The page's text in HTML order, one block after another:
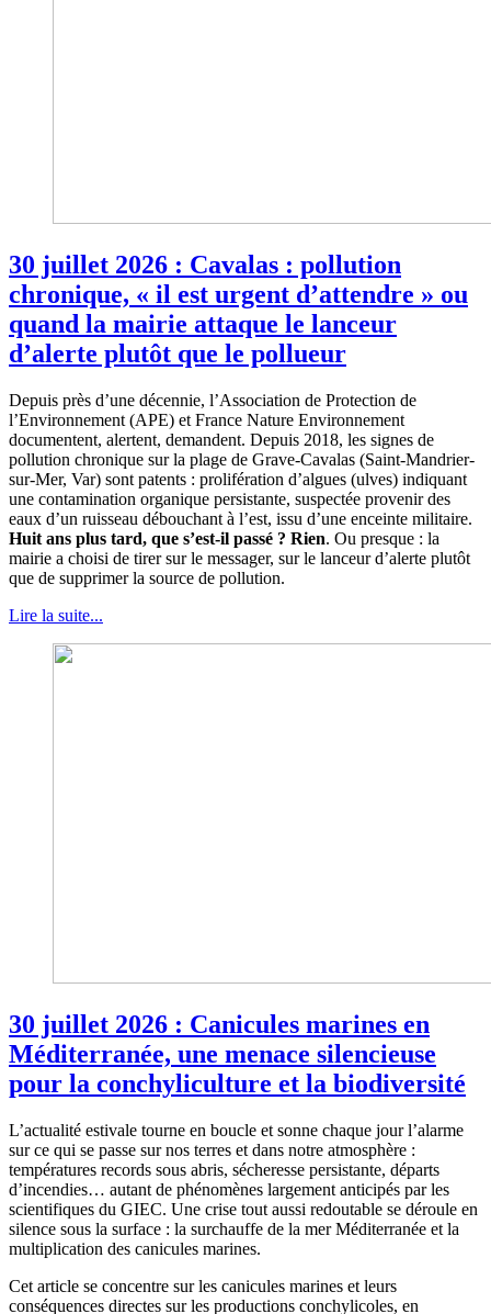
30 juillet 2026 : Cavalas : pollution
chronique, « il est urgent d’attendre » ou
quand la mairie attaque le lanceur
d’alerte plutôt que le pollueur
Depuis près d’une décennie, l’Association de Protection de
l’Environnement (APE) et France Nature Environnement
documentent, alertent, demandent. Depuis 2018, les signes de
pollution chronique sur la plage de Grave-Cavalas (Saint-Mandrier-
sur-Mer, Var) sont patents : prolifération d’algues (ulves) indiquant
une contamination organique persistante, suspectée provenir des
eaux d’un ruisseau débouchant à l’est, issu d’une enceinte militaire.
Huit ans plus tard, que s’est-il passé ? Rien. Ou presque : la
mairie a choisi de tirer sur le messager, sur le lanceur d’alerte plutôt
que de supprimer la source de pollution.
Lire la suite...
30 juillet 2026 : Canicules marines en
Méditerranée, une menace silencieuse
pour la conchyliculture et la biodiversité
L’actualité estivale tourne en boucle et sonne chaque jour l’alarme
sur ce qui se passe sur nos terres et dans notre atmosphère :
températures records sous abris, sécheresse persistante, départs
d’incendies… autant de phénomènes largement anticipés par les
scientifiques du GIEC. Une crise tout aussi redoutable se déroule en
silence sous la surface : la surchauffe de la mer Méditerranée et la
multiplication des canicules marines.
Cet article se concentre sur les canicules marines et leurs
conséquences directes sur les productions conchylicoles, en